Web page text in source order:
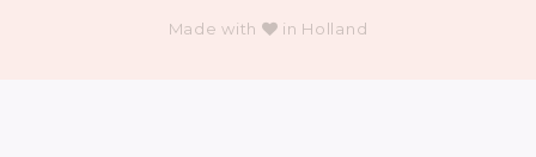
Made with in Holland